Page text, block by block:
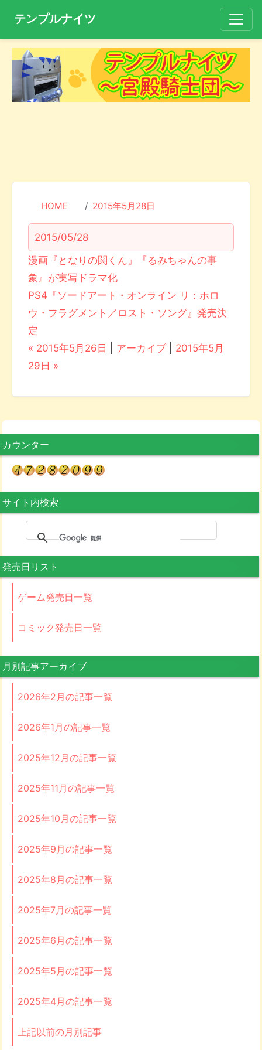
テンプルナイツ
HOME 2015年5月28日
2015/05/28
漫画『となりの関くん』『るみちゃんの事
象』が実写ドラマ化
PS4『ソードアート・オンライン リ：ホロ
ウ・フラグメント／ロスト・ソング』発売決
定
« 2015年5月26日
アーカイブ
2015年5月
29日 »
カウンター
サイト内検索
発売日リスト
ゲーム発売日一覧
コミック発売日一覧
月別記事アーカイブ
2026年2月の記事一覧
2026年1月の記事一覧
2025年12月の記事一覧
2025年11月の記事一覧
2025年10月の記事一覧
2025年9月の記事一覧
2025年8月の記事一覧
2025年7月の記事一覧
2025年6月の記事一覧
2025年5月の記事一覧
2025年4月の記事一覧
上記以前の月別記事